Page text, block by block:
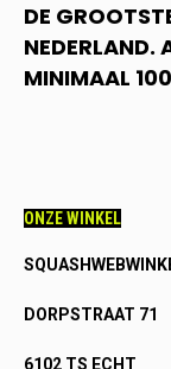
DE
NEDERLAND.
MINIMAAL
ONZE WINKEL
DORPSTRAAT 71
6102 TS ECHT